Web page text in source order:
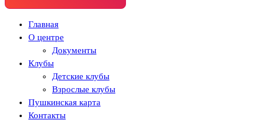
Главная
О центре
Документы
Клубы
Детские клубы
Взрослые клубы
Пушкинская карта
Контакты